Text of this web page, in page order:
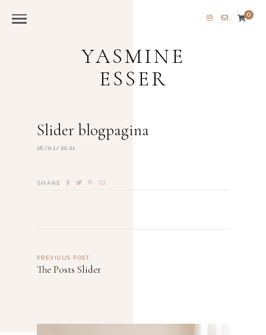
0
YASMINE
ESSER
Slider blogpagina
16/01/2021
SHARE
PREVIOUS POST
The Posts Slider